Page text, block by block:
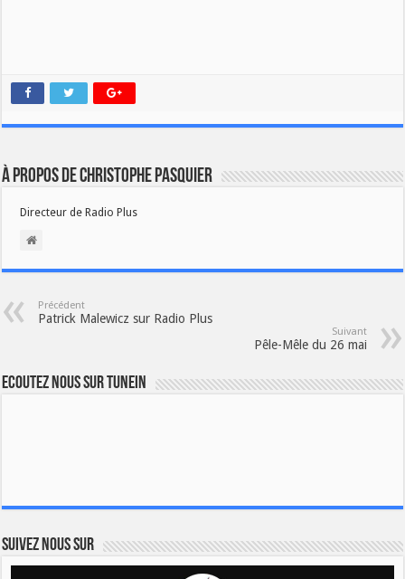
À propos de Christophe PASQUIER
Directeur de Radio Plus
Précédent
Patrick Malewicz sur Radio Plus
Suivant
Pêle-Mêle du 26 mai
Ecoutez nous sur TuneIn
Suivez nous sur